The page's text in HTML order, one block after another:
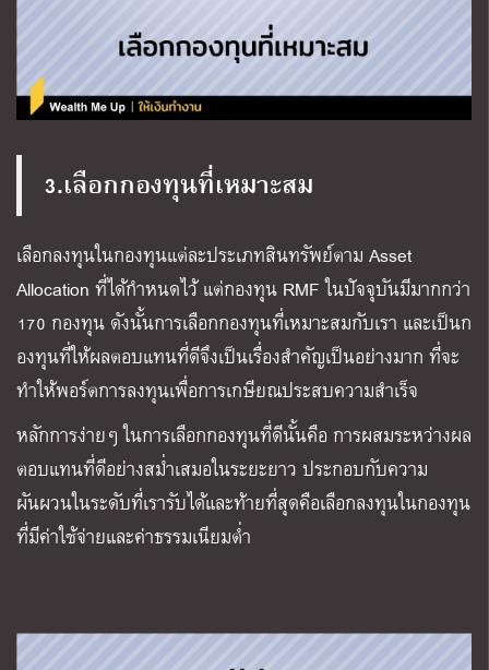
3.เลือกกองทุนที่เหมาะสม
เลือกลงทุนในกองทุนแต่ละประเภทสินทรัพย์ตาม Asset
Allocation ที่ได้กำหนดไว้ แต่กองทุน RMF ในปัจจุบันมีมากกว่า
170 กองทุน ดังนั้นการเลือกกองทุนที่เหมาะสมกับเรา และเป็นก
องทุนที่ให้ผลตอบแทนที่ดีจึงเป็นเรื่องสำคัญเป็นอย่างมาก ที่จะ
ทำให้พอร์ตการลงทุนเพื่อการเกษียณประสบความสำเร็จ
หลักการง่ายๆ ในการเลือกกองทุนที่ดีนั้นคือ การผสมระหว่างผล
ตอบแทนที่ดีอย่างสม่ำเสมอในระยะยาว ประกอบกับความ
ผันผวนในระดับที่เรารับได้และท้ายที่สุดคือเลือกลงทุนในกองทุน
ที่มีค่าใช้จ่ายและค่าธรรมเนียมต่ำ